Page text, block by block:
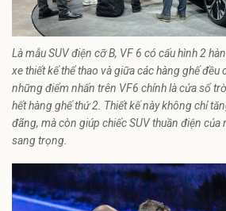
Là mẫu SUV điện cỡ B, VF 6 có cấu hình 2
xe thiết kế thể thao và giữa các hàng ghế đều
những điểm nhấn trên VF6 chính là cửa sổ
hết hàng ghế thứ 2. Thiết kế này không chỉ
đãng, mà còn giúp chiếc SUV thuần điện của
sang trọng.